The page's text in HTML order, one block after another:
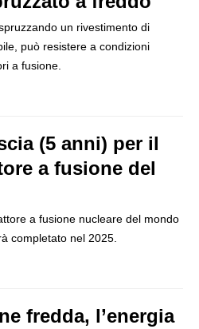
un rivestimento di
può resistere a condizioni
a fusione.
(5 anni) per il
a fusione del
a fusione nucleare del mondo
completato nel 2025.
fredda, l’energia